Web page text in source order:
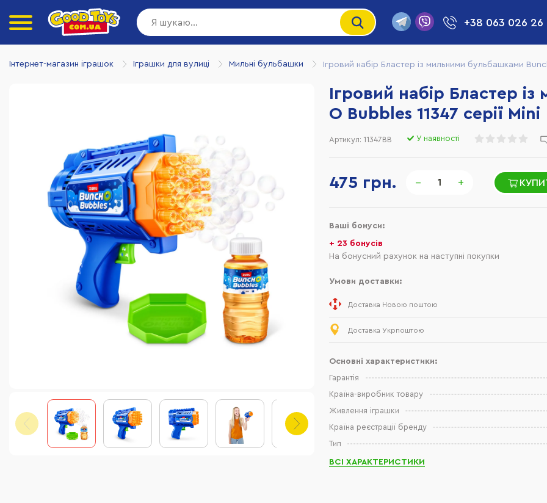
+38 063 026 26
Інтернет-магазин іграшок Іграшки для вулиці Мильні бульбашки Ігровий набір Бластер із мильними бульбашками
475 грн. − +
Ігровий набір Бластер
O Bubbles 11347 серії Mini
Артикул: 11347BB У наявності
Ваші бонуси:
+ 23 бонусів
На бонусний рахунок на наступні покупки
Умови доставки:
Доставка Новою поштою
Доставка Укрпоштою
Основні характеристики:
Гарантія
Країна-виробник товару
Живлення іграшки
Країна реєстрації бренду
Тип
ВСІ ХАРАКТЕРИСТИКИ